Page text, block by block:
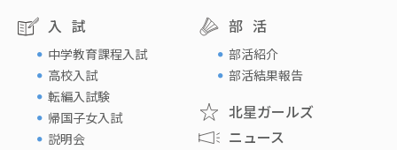
入試
中学教育課程入試
高校入試
転編入試験
帰国子女入試
説明会
部活
部活紹介
部活結果報告
北星ガールズ
ニュース